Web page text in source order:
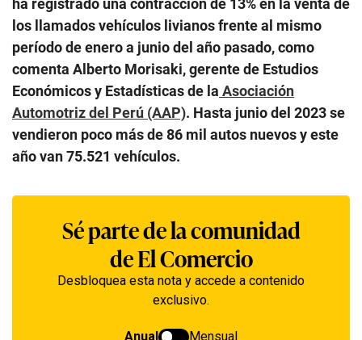
ha registrado una contracción de 13% en la venta de
los llamados vehículos livianos frente al mismo
período de enero a junio del año pasado, como
comenta Alberto Morisaki, gerente de Estudios
Económicos y Estadísticas de la Asociación
Automotriz del Perú (AAP). Hasta junio del 2023 se
vendieron poco más de 86 mil autos nuevos y este
año van 75.521 vehículos.